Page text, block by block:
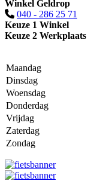
Winkel Geldrop
040 - 286 25 71
Keuze 1 Winkel
Keuze 2 Werkplaats
Maandag
Dinsdag
Woensdag
Donderdag
Vrijdag
Zaterdag
Zondag